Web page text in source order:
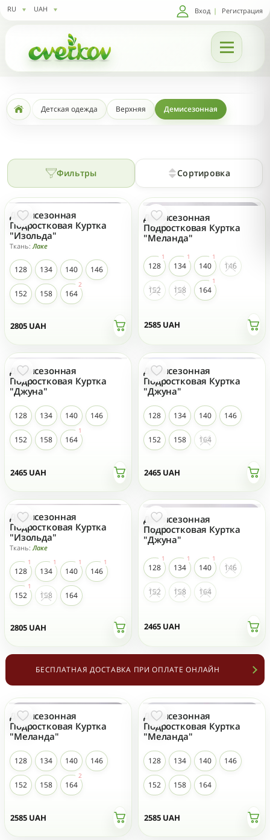
RU UAH Вход | Регистрация
Детская одежда Верхняя Демисезонная
Фильтры Сортировка
2805 UAH
Демисезонная
Подростковая Куртка
"Изольда"
Ткань: Лаке
128 134 140 146
152 158 164
2585 UAH
Демисезонная
Подростковая Куртка
"Меланда"
128 134 140 146
152 158 164
2465 UAH
Демисезонная
Подростковая Куртка
"Джуна"
128 134 140 146
152 158 164
2465 UAH
Демисезонная
Подростковая Куртка
"Джуна"
128 134 140 146
152 158 164
2805 UAH
Демисезонная
Подростковая Куртка
"Изольда"
Ткань: Лаке
128 134 140 146
152 158 164
2465 UAH
Демисезонная
Подростковая Куртка
"Джуна"
128 134 140 146
152 158 164
БЕСПЛАТНАЯ ДОСТАВКА ПРИ ОПЛАТЕ ОНЛАЙН
2585 UAH
Демисезонная
Подростковая Куртка
"Меланда"
128 134 140 146
152 158 164
2585 UAH
Демисезонная
Подростковая Куртка
"Меланда"
128 134 140 146
152 158 164